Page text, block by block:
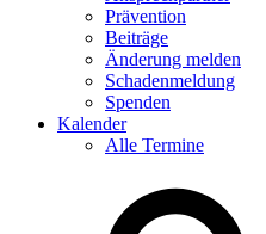
Prävention
Beiträge
Änderung melden
Schadenmeldung
Spenden
Kalender
Alle Termine